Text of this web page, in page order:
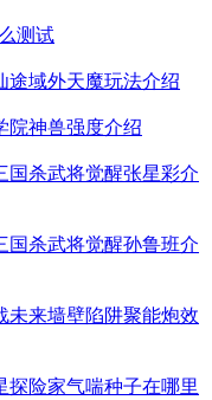
测试
途域外天魔玩法介绍
院神兽强度介绍
国杀武将觉醒张星彩介
国杀武将觉醒孙鲁班介
未来墙壁陷阱聚能炮效
探险家气喘种子在哪里